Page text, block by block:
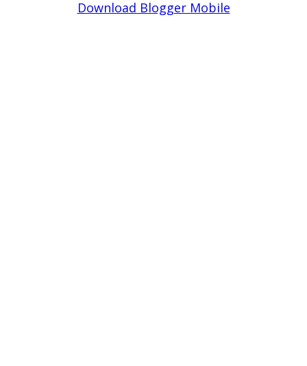
Download Blogger Mobile